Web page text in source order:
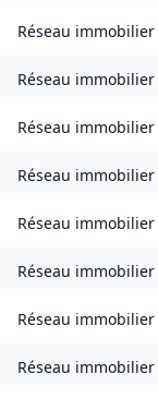
Réseau immobilier
Réseau immobilier
Réseau immobilier
Réseau immobilier
Réseau immobilier
Réseau immobilier
Réseau immobilier
Réseau immobilier